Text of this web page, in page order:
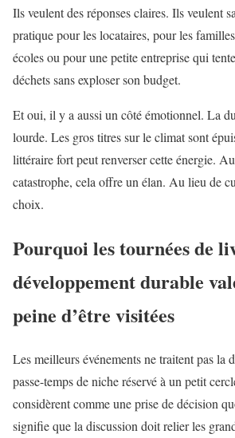
Ils veulent des réponses claires. Ils veulent
pratique pour les locataires, pour les
écoles ou pour une petite entreprise qui
déchets sans exploser son budget.
Et oui, il y a aussi un côté émotionnel. La
lourde. Les gros titres sur le climat sont
littéraire fort peut renverser cette énergie.
catastrophe, cela offre un élan. Au lieu de
choix.
Pourquoi les tournées de
développement durable
peine d’être visitées
Les meilleurs événements ne traitent pas la
passe-temps de niche réservé à un petit
considèrent comme une prise de décision
signifie que la discussion doit relier les